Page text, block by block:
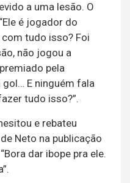
a uma lesão. O
é jogador do
tudo isso? Foi
não jogou a
pela
gol… E ninguém fala
tudo isso?”.
e rebateu
Neto na publicação
dar ibope pra ele.